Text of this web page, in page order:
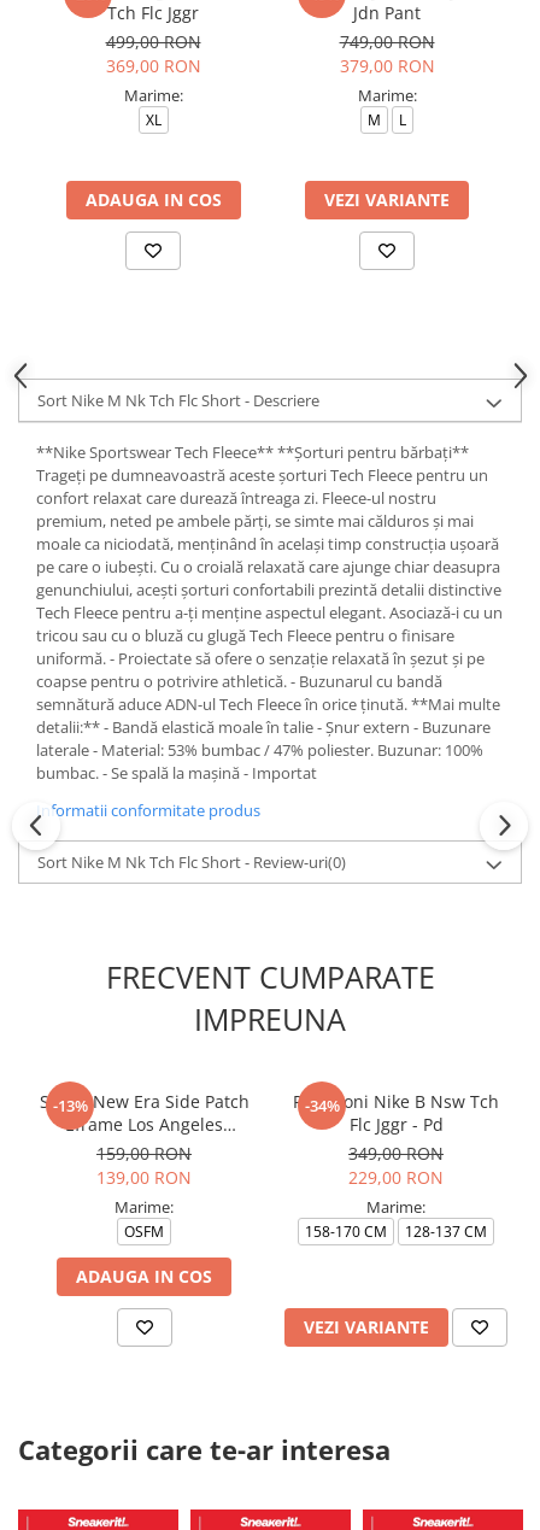
Tch Flc Jggr
499,00 RON
369,00 RON
Marime:
XL
ADAUGA IN COS
Jdn Pant
749,00 RON
379,00 RON
Marime:
M L
VEZI VARIANTE
Sort Nike M Nk Tch Flc Short - Descriere
**Nike Sportswear Tech Fleece** **Șorturi pentru bărbați**
Trageți pe dumneavoastră aceste șorturi Tech Fleece pentru un
confort relaxat care durează întreaga zi. Fleece-ul nostru
premium, neted pe ambele părți, se simte mai călduros și mai
moale ca niciodată, menținând în același timp construcția ușoară
pe care o iubești. Cu o croială relaxată care ajunge chiar deasupra
genunchiului, acești șorturi confortabili prezintă detalii distinctive
Tech Fleece pentru a-ți menține aspectul elegant. Asociază-i cu un
tricou sau cu o bluză cu glugă Tech Fleece pentru o finisare
uniformă. - Proiectate să ofere o senzație relaxată în șezut și pe
coapse pentru o potrivire athletică. - Buzunarul cu bandă
semnătură aduce ADN-ul Tech Fleece în orice ținută. **Mai multe
detalii:** - Bandă elastică moale în talie - Șnur extern - Buzunare
laterale - Material: 53% bumbac / 47% poliester. Buzunar: 100%
bumbac. - Se spală la mașină - Importat
Informatii conformitate produs
Sort Nike M Nk Tch Flc Short - Review-uri(0)
FRECVENT CUMPARATE
IMPREUNA
-13%
Sapca New Era Side Patch
Eframe Los Angeles
Dodgers Brs
159,00 RON
139,00 RON
Marime:
OSFM
ADAUGA IN COS
-34%
Pantaloni Nike B Nsw Tch
Flc Jggr - Pd
349,00 RON
229,00 RON
Marime:
158-170 CM 128-137 CM
VEZI VARIANTE
Categorii care te-ar interesa